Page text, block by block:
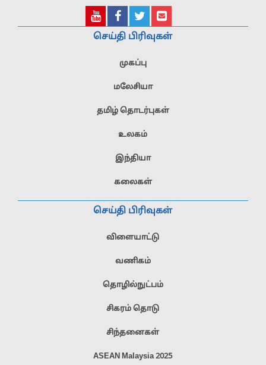
செய்தி பிரிவுகள்
முகப்பு
மலேசியா
தமிழ் தொடர்புகள்
உலகம்
இந்தியா
கலைகள்
செய்தி பிரிவுகள்
விளையாட்டு
வணிகம்
தொழில்நுட்பம்
சிகரம் தொடு
சிந்தனைகள்
ASEAN Malaysia 2025